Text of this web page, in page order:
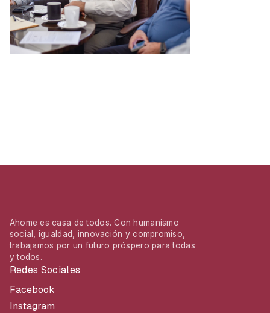
Ahome es casa de todos. Con humanismo
social, igualdad, innovación y compromiso,
trabajamos por un futuro próspero para todas
y todos.
Redes Sociales
Facebook
Instagram